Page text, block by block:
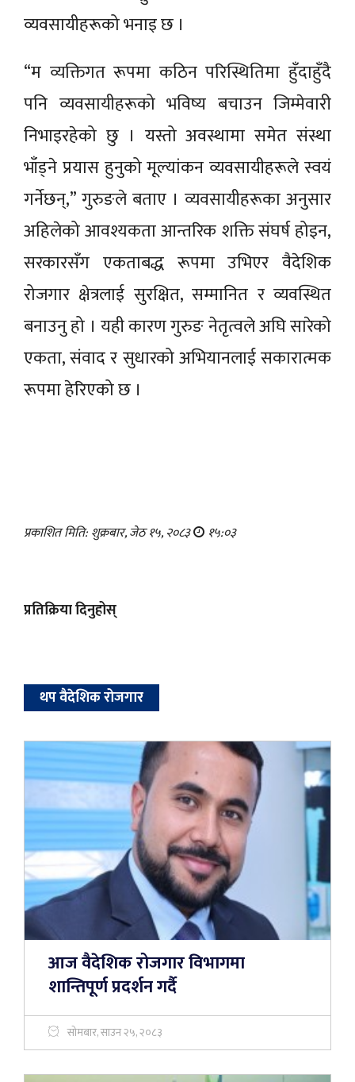
व्यवसायीहरूको भनाइ छ ।
“म व्यक्तिगत रूपमा कठिन परिस्थितिमा हुँदाहुँदै
पनि व्यवसायीहरूको भविष्य बचाउन जिम्मेवारी
निभाइरहेको छु । यस्तो अवस्थामा समेत संस्था
भाँड्ने प्रयास हुनुको मूल्यांकन व्यवसायीहरूले स्वयं
गर्नेछन्,” गुरुङले बताए । व्यवसायीहरूका अनुसार
अहिलेको आवश्यकता आन्तरिक शक्ति संघर्ष होइन,
सरकारसँग एकताबद्ध रूपमा उभिएर वैदेशिक
रोजगार क्षेत्रलाई सुरक्षित, सम्मानित र व्यवस्थित
बनाउनु हो । यही कारण गुरुङ नेतृत्वले अघि सारेको
एकता, संवाद र सुधारको अभियानलाई सकारात्मक
रूपमा हेरिएको छ ।
प्रकाशित मिति: शुक्रबार, जेठ १५, २०८३ १५:०३
प्रतिक्रिया दिनुहोस्
थप वैदेशिक रोजगार
आज वैदेशिक रोजगार विभागमा
शान्तिपूर्ण प्रदर्शन गर्दै
सोमबार, साउन २५, २०८३